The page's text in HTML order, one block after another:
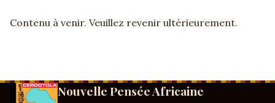
Contenu à venir. Veuillez revenir ultérieurement.
Nouvelle Pensée Africaine